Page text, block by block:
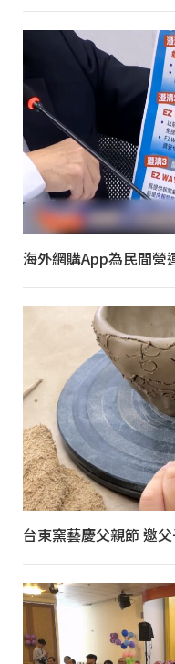
海外網購App為民間營
台東窯藝慶父親節 邀